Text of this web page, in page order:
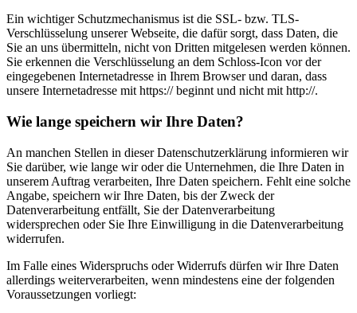
Ein wichtiger Schutzmechanismus ist die SSL- bzw. TLS-
Verschlüsselung unserer Webseite, die dafür sorgt, dass Daten, die
Sie an uns übermitteln, nicht von Dritten mitgelesen werden können.
Sie erkennen die Verschlüsselung an dem Schloss-Icon vor der
eingegebenen Internetadresse in Ihrem Browser und daran, dass
unsere Internetadresse mit https:// beginnt und nicht mit http://.
Wie lange speichern wir Ihre Daten?
An manchen Stellen in dieser Datenschutzerklärung informieren wir
Sie darüber, wie lange wir oder die Unternehmen, die Ihre Daten in
unserem Auftrag verarbeiten, Ihre Daten speichern. Fehlt eine solche
Angabe, speichern wir Ihre Daten, bis der Zweck der
Datenverarbeitung entfällt, Sie der Datenverarbeitung
widersprechen oder Sie Ihre Einwilligung in die Datenverarbeitung
widerrufen.
Im Falle eines Widerspruchs oder Widerrufs dürfen wir Ihre Daten
allerdings weiterverarbeiten, wenn mindestens eine der folgenden
Voraussetzungen vorliegt: